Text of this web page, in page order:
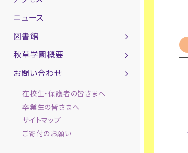
ニュース
図書館
秋草学園概要
お問い合わせ
在校生・保護者の皆さまへ
卒業生の皆さまへ
サイトマップ
ご寄付のお願い